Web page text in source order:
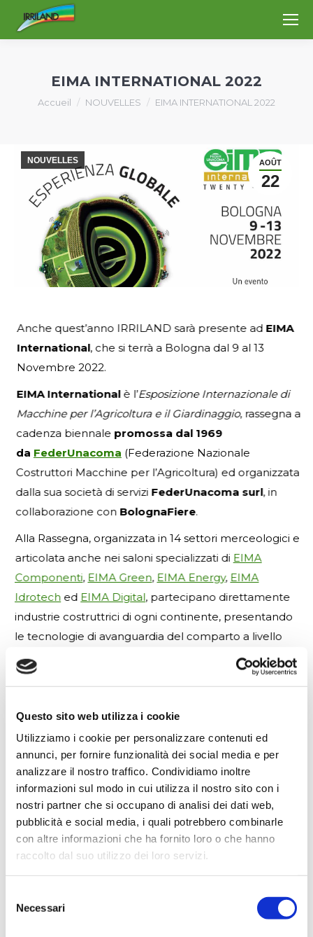
Questo sito web utilizza i cookie
Utilizziamo i cookie per personalizzare contenuti ed
annunci, per fornire funzionalità dei social media e per
analizzare il nostro traffico. Condividiamo inoltre
informazioni sul modo in cui utilizza il nostro sito con i
nostri partner che si occupano di analisi dei dati web,
pubblicità e social media, i quali potrebbero combinarle
con altre informazioni che ha fornito loro o che hanno
raccolto dal suo utilizzo dei loro servizi.
delNecessari
EIMA INTERNATIONAL 2022
Vous êtes ici :
Accueil NOUVELLES EIMA INTERNATIONAL 2022
AOÛT
22
NOUVELLES
Anche quest’anno IRRILAND sarà presente adEIMA
International, che si terrà a Bologna dal 9 al 13
Novembre 2022.
EIMA International è l’Esposizione Internazionale di
Macchine per l’Agricoltura e il Giardinaggio, rassegna a
cadenza biennale promossa dal 1969
da FederUnacoma(Federazione Nazionale
Costruttori Macchine per l’Agricoltura) ed organizzata
dalla sua società di servizi FederUnacoma surl, in
collaborazione con BolognaFiere.
Alla Rassegna, organizzata in 14 settori merceologici e
articolata anche nei saloni specializzati di EIMA
Componenti, EIMA Green, EIMA Energy, EIMA
Idroteched EIMA Digital, partecipano direttamente
industrie costruttrici di ogni continente, presentando
le tecnologie di avanguardia del comparto a livello
mondiale.
visitatori professionali – ai quali vengono riservati i
primi due giorni di svolgimento dell’esposizione – e
amatoriali di focalizzare subito i settori d’interesse e di
prendono parte missioni di operatori economici
provenienti da 60 paesi.
EIMA si svolge nel quartiere fieristico di Bologna
ogni edizione ospita circa 1950 espositori provenienti